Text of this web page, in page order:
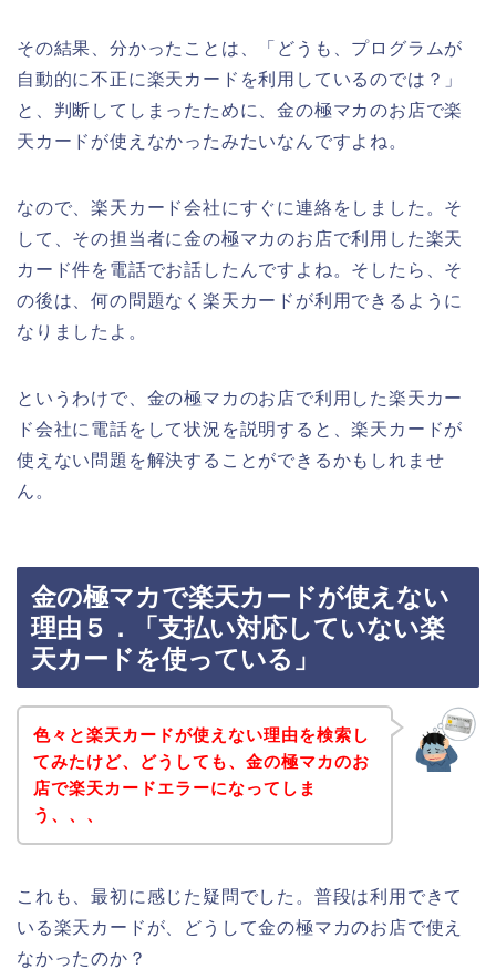
その結果、分かったことは、「どうも、プログラムが
自動的に不正に楽天カードを利用しているのでは？」
と、判断してしまったために、金の極マカのお店で楽
天カードが使えなかったみたいなんですよね。
なので、楽天カード会社にすぐに連絡をしました。そ
して、その担当者に金の極マカのお店で利用した楽天
カード件を電話でお話したんですよね。そしたら、そ
の後は、何の問題なく楽天カードが利用できるように
なりましたよ。
というわけで、金の極マカのお店で利用した楽天カー
ド会社に電話をして状況を説明すると、楽天カードが
使えない問題を解決することができるかもしれませ
ん。
金の極マカで楽天カードが使えない
理由５．「支払い対応していない楽
天カードを使っている」
色々と楽天カードが使えない理由を検索し
てみたけど、どうしても、金の極マカのお
店で楽天カードエラーになってしま
う、、、
これも、最初に感じた疑問でした。普段は利用できて
いる楽天カードが、どうして金の極マカのお店で使え
なかったのか？